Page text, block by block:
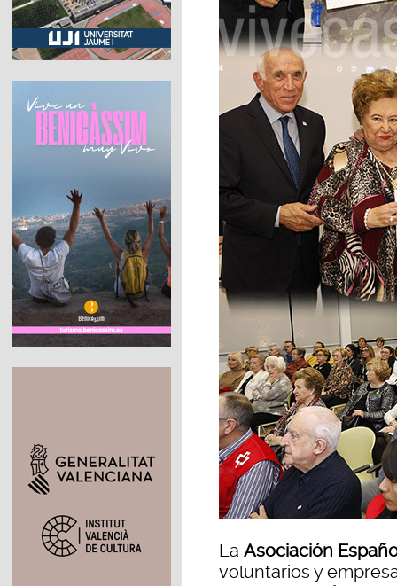
La Asociación
voluntarios y